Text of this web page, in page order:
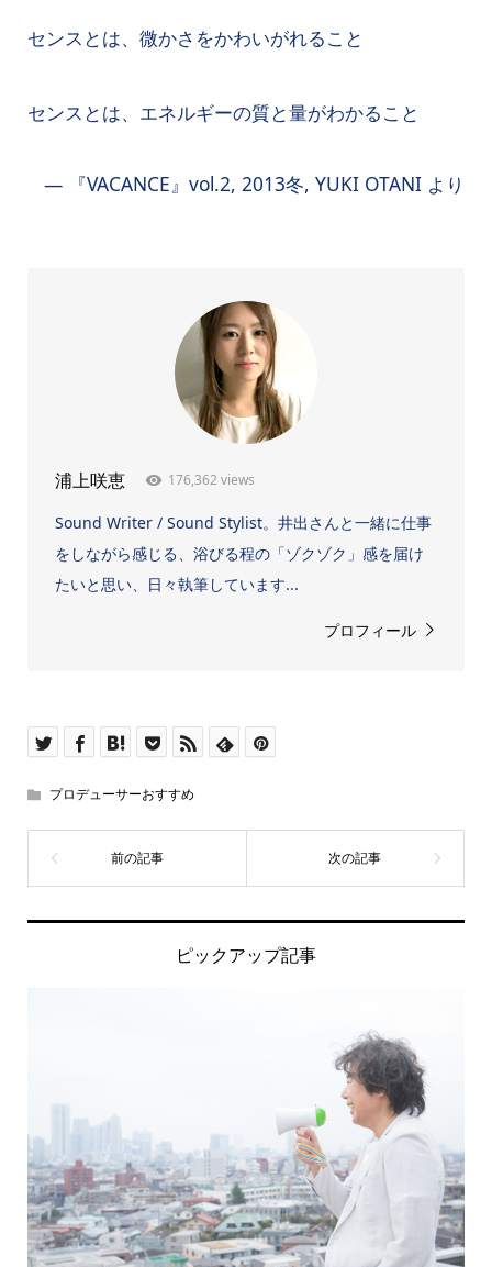
センスとは、微かさをかわいがれること
センスとは、エネルギーの質と量がわかること
― 『VACANCE』vol.2, 2013冬, YUKI OTANI より
浦上咲恵 176,362 views
Sound Writer / Sound Stylist。井出さんと一緒に仕事
をしながら感じる、浴びる程の「ゾクゾク」感を届け
たいと思い、日々執筆しています...
プロフィール
プロデューサーおすすめ
ピックアップ記事